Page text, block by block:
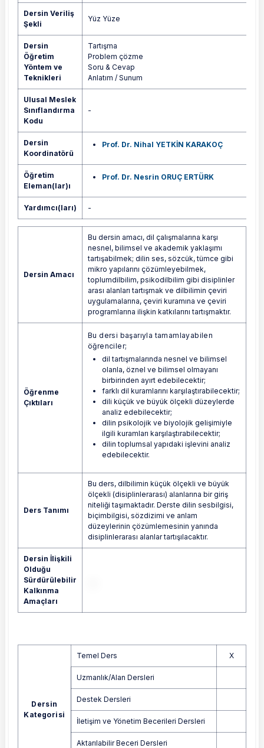
Dersin Veriliş
Şekli
Yüz Yüze
Dersin
Öğretim
Yöntem ve
Teknikleri
Tartışma
Problem çözme
Soru & Cevap
Anlatım / Sunum
Ulusal Meslek
Sınıflandırma
Kodu
-
Dersin
Koordinatörü
Prof. Dr. Nihal YETKİN KARAKOÇ
Öğretim
Eleman(lar)ı
Prof. Dr. Nesrin ORUÇ ERTÜRK
Yardımcı(ları) -
Dersin Amacı
Bu dersin amacı, dil çalışmalarına karşı
nesnel, bilimsel ve akademik yaklaşımı
tartışabilmek; dilin ses, sözcük, tümce gibi
mikro yapılarını çözümleyebilmek,
toplumdilbilim, psikodilbilim gibi disiplinler
arası alanları tartışmak ve dilbilimin çeviri
uygulamalarına, çeviri kuramına ve çeviri
programlarına ilişkin katkılarını tartışmaktır.
Öğrenme
Çıktıları
Bu dersi başarıyla tamamlayabilen
öğrenciler;
dil tartışmalarında nesnel ve bilimsel
olanla, öznel ve bilimsel olmayanı
birbirinden ayırt edebilecektir;
farklı dil kuramlarını karşılaştırabilecektir;
dili küçük ve büyük ölçekli düzeylerde
analiz edebilecektir;
dilin psikolojik ve biyolojik gelişimiyle
ilgili kuramları karşılaştırabilecektir;
dilin toplumsal yapıdaki işlevini analiz
edebilecektir.
Ders Tanımı
Bu ders, dilbilimin küçük ölçekli ve büyük
ölçekli (disiplinlerarası) alanlarına bir giriş
niteliği taşımaktadır. Derste dilin sesbilgisi,
biçimbilgisi, sözdizimi ve anlam
düzeylerinin çözümlemesinin yanında
disiplinlerarası alanlar tartışılacaktır.
Dersin İlişkili
Olduğu
Sürdürülebilir
Kalkınma
Amaçları
Dersin
Kategorisi
Temel Ders X
Uzmanlık/Alan Dersleri
Destek Dersleri
İletişim ve Yönetim Becerileri Dersleri
Aktarılabilir Beceri Dersleri